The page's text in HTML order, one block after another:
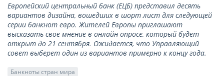
Европейский центральный банк (ЕЦБ) представил десять
вариантов дизайна, вошедших в шорт лист для следующей
серии банкнот евро. Жителей Европы приглашают
высказать свое мнение в онлайн опросе, который будет
открыт до 21 сентября. Ожидается, что Управляющий
совет выберет один из вариантов примерно к концу года.
Банкноты стран мира